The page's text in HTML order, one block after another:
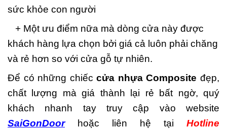
sức khỏe con người
+ Một ưu điểm nữa mà dòng cửa này được
khách hàng lựa chọn bởi giá cả luôn phải chăng
và rẻ hơn so với cửa gỗ tự nhiên.
Để có những chiếccửa nhựa Composite đẹp,
chất lượng mà giá thành lại rẻ bất ngờ, quý
khách nhanh tay truy cập vào website
SaiGonDoorhoặc liên hệ tại Hotline